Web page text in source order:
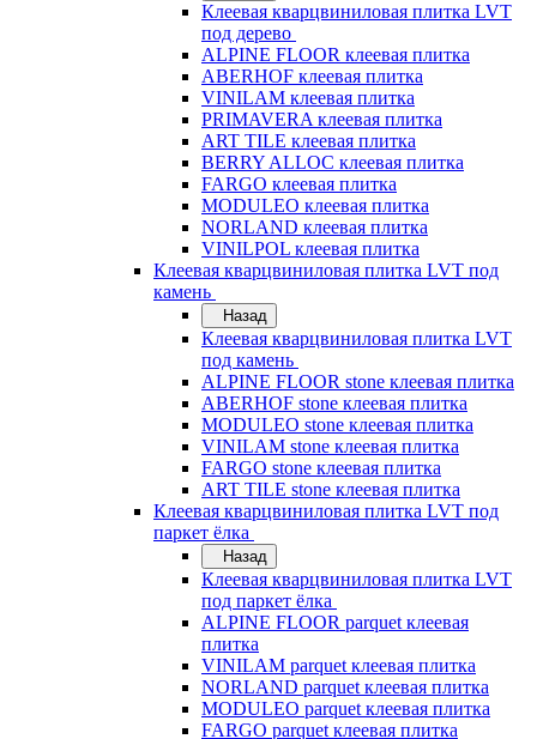
Клеевая кварцвиниловая плитка LVT
под дерево
ALPINE FLOOR клеевая плитка
ABERHOF клеевая плитка
VINILAM клеевая плитка
PRIMAVERA клеевая плитка
ART TILE клеевая плитка
BERRY ALLOC клеевая плитка
FARGO клеевая плитка
MODULEO клеевая плитка
NORLAND клеевая плитка
VINILPOL клеевая плитка
Клеевая кварцвиниловая плитка LVT под
камень
Назад
Клеевая кварцвиниловая плитка LVT
под камень
ALPINE FLOOR stone клеевая плитка
ABERHOF stone клеевая плитка
MODULEO stone клеевая плитка
VINILAM stone клеевая плитка
FARGO stone клеевая плитка
ART TILE stone клеевая плитка
Клеевая кварцвиниловая плитка LVT под
паркет ёлка
Назад
Клеевая кварцвиниловая плитка LVT
под паркет ёлка
ALPINE FLOOR parquet клеевая
плитка
VINILAM parquet клеевая плитка
NORLAND parquet клеевая плитка
MODULEO parquet клеевая плитка
FARGO parquet клеевая плитка